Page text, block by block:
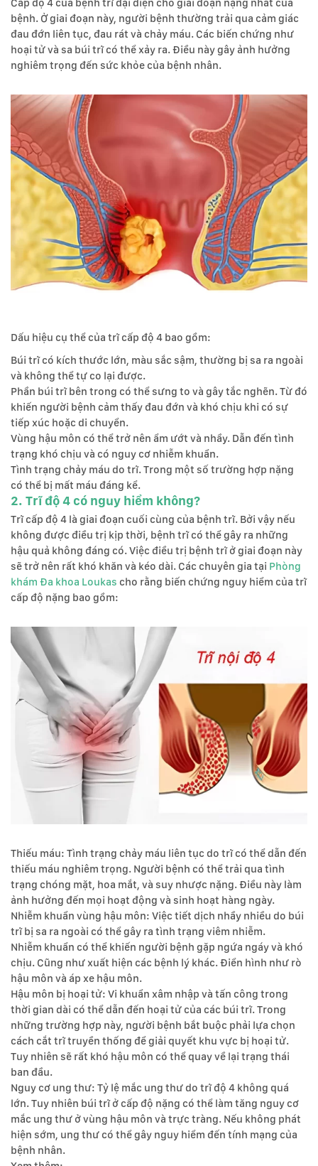
Cấp độ 4 của bệnh trĩ đại diện cho giai đoạn nặng nhất của
bệnh. Ở giai đoạn này, người bệnh thường trải qua cảm giác
đau đớn liên tục, đau rát và chảy máu. Các biến chứng như
hoại tử và sa búi trĩ có thể xảy ra. Điều này gây ảnh hưởng
nghiêm trọng đến sức khỏe của bệnh nhân.
Dấu hiệu cụ thể của trĩ cấp độ 4 bao gồm:
Búi trĩ có kích thước lớn, màu sắc sậm, thường bị sa ra ngoài
và không thể tự co lại được.
Phần búi trĩ bên trong có thể sưng to và gây tắc nghẽn. Từ đó
khiến người bệnh cảm thấy đau đớn và khó chịu khi có sự
tiếp xúc hoặc di chuyển.
Vùng hậu môn có thể trở nên ẩm ướt và nhầy. Dẫn đến tình
trạng khó chịu và có nguy cơ nhiễm khuẩn.
Tình trạng chảy máu do trĩ. Trong một số trường hợp nặng
có thể bị mất máu đáng kể.
2. Trĩ độ 4 có nguy hiểm không?
Trĩ cấp độ 4 là giai đoạn cuối cùng của bệnh trĩ. Bởi vậy nếu
không được điều trị kịp thời, bệnh trĩ có thể gây ra những
hậu quả không đáng có. Việc điều trị bệnh trĩ ở giai đoạn này
sẽ trở nên rất khó khăn và kéo dài. Các chuyên gia tại Phòng
khám Đa khoa Loukas cho rằng biến chứng nguy hiểm của trĩ
cấp độ nặng bao gồm:
Thiếu máu: Tình trạng chảy máu liên tục do trĩ có thể dẫn đến
thiếu máu nghiêm trọng. Người bệnh có thể trải qua tình
trạng chóng mặt, hoa mắt, và suy nhược nặng. Điều này làm
ảnh hưởng đến mọi hoạt động và sinh hoạt hàng ngày.
Nhiễm khuẩn vùng hậu môn: Việc tiết dịch nhầy nhiều do búi
trĩ bị sa ra ngoài có thể gây ra tình trạng viêm nhiễm.
Nhiễm khuẩn có thể khiến người bệnh gặp ngứa ngáy và khó
chịu. Cũng như xuất hiện các bệnh lý khác. Điển hình như rò
hậu môn và áp xe hậu môn.
Hậu môn bị hoại tử: Vi khuẩn xâm nhập và tấn công trong
thời gian dài có thể dẫn đến hoại tử của các búi trĩ. Trong
những trường hợp này, người bệnh bắt buộc phải lựa chọn
cách cắt trĩ truyền thống để giải quyết khu vực bị hoại tử.
Tuy nhiên sẽ rất khó hậu môn có thể quay về lại trạng thái
ban đầu.
Nguy cơ ung thư: Tỷ lệ mắc ung thư do trĩ độ 4 không quá
lớn. Tuy nhiên búi trĩ ở cấp độ nặng có thể làm tăng nguy cơ
mắc ung thư ở vùng hậu môn và trực tràng. Nếu không phát
hiện sớm, ung thư có thể gây nguy hiểm đến tính mạng của
bệnh nhân.